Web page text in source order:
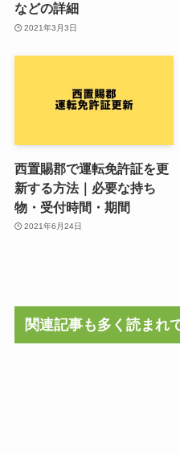
などの詳細
2021年3月3日
西置賜郡で運転免許証を更
新する方法｜必要な持ち
物・受付時間・期間
2021年6月24日
関連記事も多く読まれ